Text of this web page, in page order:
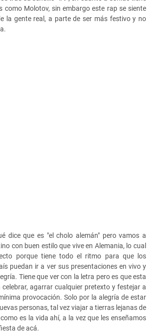
como Molotov, sin embargo este rap se siente
la gente real, a parte de ser más festivo y no
dice que es "el cholo alemán" pero vamos a
con buen estilo que vive en Alemania, lo cual
porque tiene todo el ritmo para que los
puedan ir a ver sus presentaciones en vivo y
Tiene que ver con la letra pero es que esta
agarrar cualquier pretexto y festejar a
provocación. Solo por la alegría de estar
personas, tal vez viajar a tierras lejanas de
es la vida ahí, a la vez que les enseñamos
de acá.